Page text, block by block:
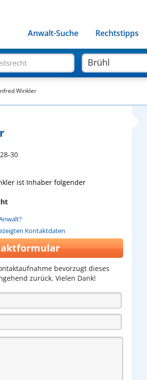
Anwalt-Suche Rechtstipps
Winkler
30
ist Inhaber folgender
Kontaktdaten
bevorzugt dieses
zurück. Vielen Dank!